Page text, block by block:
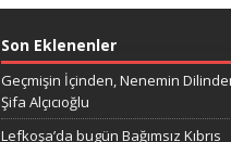
Son Eklenenler
Geçmişin İçinden, Nenemin
Şifa Alçıcıoğlu
Lefkoşa’da bugün Bağımsız Kıbrıs